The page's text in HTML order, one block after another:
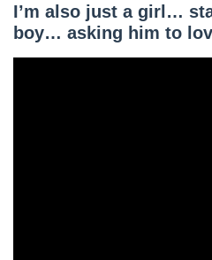
I’m also just a girl…
boy… asking him to